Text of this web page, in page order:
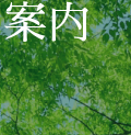
内